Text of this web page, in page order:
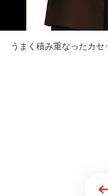
うまく積み重なったカ